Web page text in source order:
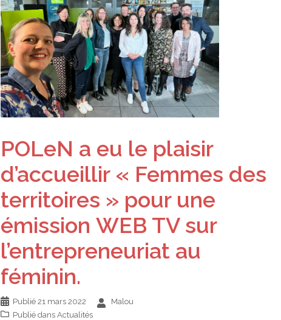
POLeN a eu le plaisir
d’accueillir « Femmes des
territoires » pour une
émission WEB TV sur
l’entrepreneuriat au
féminin.
Publié 21 mars 2022
Malou
Publié dans Actualités